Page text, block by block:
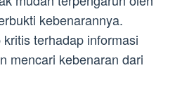
kebenarannya.
terhadap informasi
mencari kebenaran dari